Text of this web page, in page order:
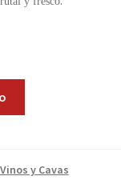
Y Cookies
Vinos y Cavas